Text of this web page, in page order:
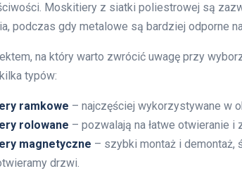
Moskitiery z siatki poliestrowej są
podczas gdy metalowe są bardziej odporne
na który warto zwrócić uwagę przy
typów:
ramkowe – najczęściej wykorzystywane w
rolowane – pozwalają na łatwe otwieranie i
magnetyczne – szybki montaż i demontaż,
drzwi.